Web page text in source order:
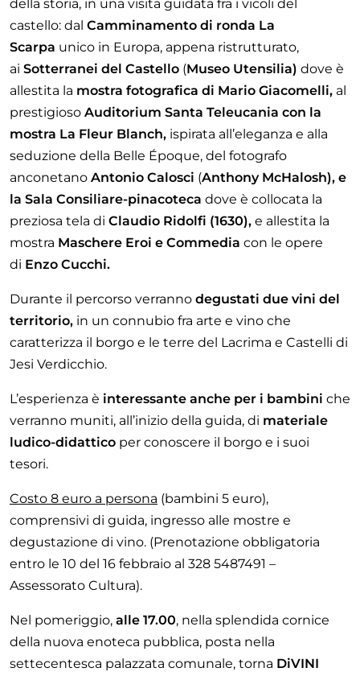
della storia, in una visita guidata fra i vicoli del
castello: dal Camminamento di ronda La
Scarpa unico in Europa, appena ristrutturato,
ai Sotterranei del Castello (Museo Utensilia) dove è
allestita la mostra fotografica di Mario Giacomelli, al
prestigioso Auditorium Santa Teleucania con la
mostra La Fleur Blanch, ispirata all’eleganza e alla
seduzione della Belle Époque, del fotografo
anconetano Antonio Calosci (Anthony McHalosh), e
la Sala Consiliare-pinacoteca dove è collocata la
preziosa tela di Claudio Ridolfi (1630), e allestita la
mostra Maschere Eroi e Commedia con le opere
di Enzo Cucchi.
Durante il percorso verranno degustati due vini del
territorio, in un connubio fra arte e vino che
caratterizza il borgo e le terre del Lacrima e Castelli di
Jesi Verdicchio.
L’esperienza è interessante anche per i bambini che
verranno muniti, all’inizio della guida, di materiale
ludico-didattico per conoscere il borgo e i suoi
tesori.
Costo 8 euro a persona (bambini 5 euro),
comprensivi di guida, ingresso alle mostre e
degustazione di vino. (Prenotazione obbligatoria
entro le 10 del 16 febbraio al 328 5487491 –
Assessorato Cultura).
Nel pomeriggio, alle 17.00, nella splendida cornice
della nuova enoteca pubblica, posta nella
settecentesca palazzata comunale, torna DiVINI